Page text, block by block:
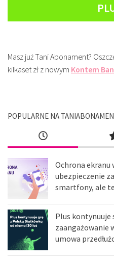
Masz już Tani Abonament?
kilkaset zł z nowym Kontem
POPULARNE NA
Ochrona ekranu
ubezpieczenie
smartfony, ale
Plus
zaangażowanie
umowa